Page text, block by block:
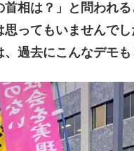
相は？」と問われ
ってもいませんで
過去にこんなデモも